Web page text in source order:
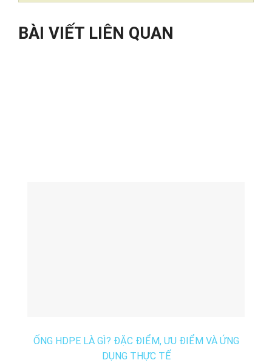
BÀI VIẾT LIÊN QUAN
ỐNG HDPE LÀ GÌ? ĐẶC ĐIỂM, ƯU ĐIỂM VÀ ỨNG
DỤNG THỰC TẾ